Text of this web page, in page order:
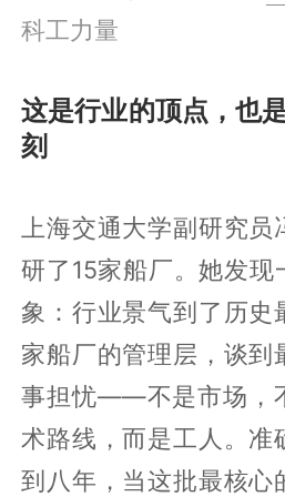
科工力量
这是行业的顶点，也
刻
上海交通大学副研究
研了15家船厂。她发现
象：行业景气到了历史
家船厂的管理层，谈到
事担忧——不是市场，
术路线，而是工人。准
到八年，当这批最核心